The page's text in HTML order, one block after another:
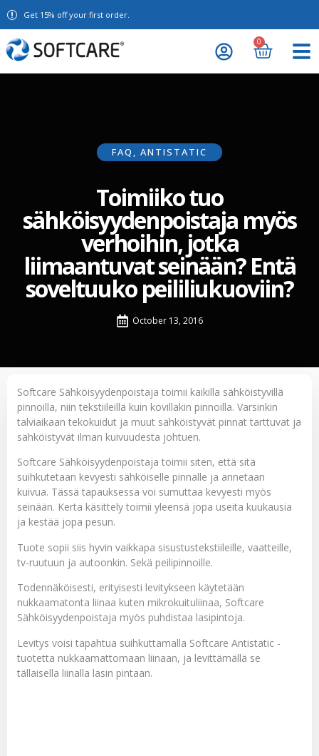
Get 15% off your first order.
0
FAQ , ANTISTATIC
Toimiiko tuo
sähköisyydenpoistaja myös
verhoihin, jotka
liimaantuvat seinään? Entä
soveltuuko peililiukuoviin?
October 13, 2016
Softcare Sähköisyydenpoistaja toimii kaikilla sähköistyvillä
pinnoilla, niin tekstiileillä kuin kovillakin pinnoilla. Varsinkin
talviaikaan tekokuidut ja muut sähköistyvät pinnat tarttuvat ja
sähköistyvät ilman kuivuudesta johtuen.
Softcare Sähköisyydenpoistaja toimii siten, että sitä
suihkutetaan kevyesti sähköiselle pinnalle ja annetaan
kuivua. Tässä tapauksessa voi sumuttaa kevyesti myös
seinään. Kerta käsittely toimii yleensä jopa useita kuukausia
ja kestää jopa pesun.
Tuote sopii siis hyvin vaikkapa sisustustekstiileille, vaatteille,
tv-ruutuun ja autoonkin. Sekä peilipinnoille.
Todennäköisesti, erityisesti levitykseen käytetään
nukkaamatonta liinaa kuten mikrokuituliinaa, Softcare
Sähköisyydenpoistaja myös puhdistaa lasipintoja.
Levitys voisi tapahtua suihkuttamalla Softcare Antistatic -
tuotetta nukkaamattomaan liinaan, ja levittämällä se
tällaisella liinalla lasin pintaan.